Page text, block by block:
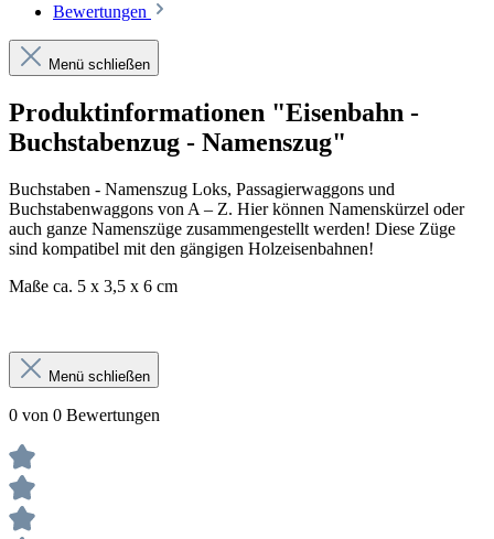
Bewertungen
Menü schließen
Produktinformationen "Eisenbahn -
Buchstabenzug - Namenszug"
Buchstaben - Namenszug Loks, Passagierwaggons und
Buchstabenwaggons von A – Z. Hier können Namenskürzel oder
auch ganze Namenszüge zusammengestellt werden! Diese Züge
sind kompatibel mit den gängigen Holzeisenbahnen!
Maße ca. 5 x 3,5 x 6 cm
Menü schließen
0 von 0 Bewertungen